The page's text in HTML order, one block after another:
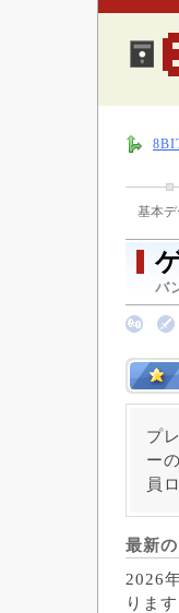
基本デ
バ
プ
ー
員
最新
2026
ります